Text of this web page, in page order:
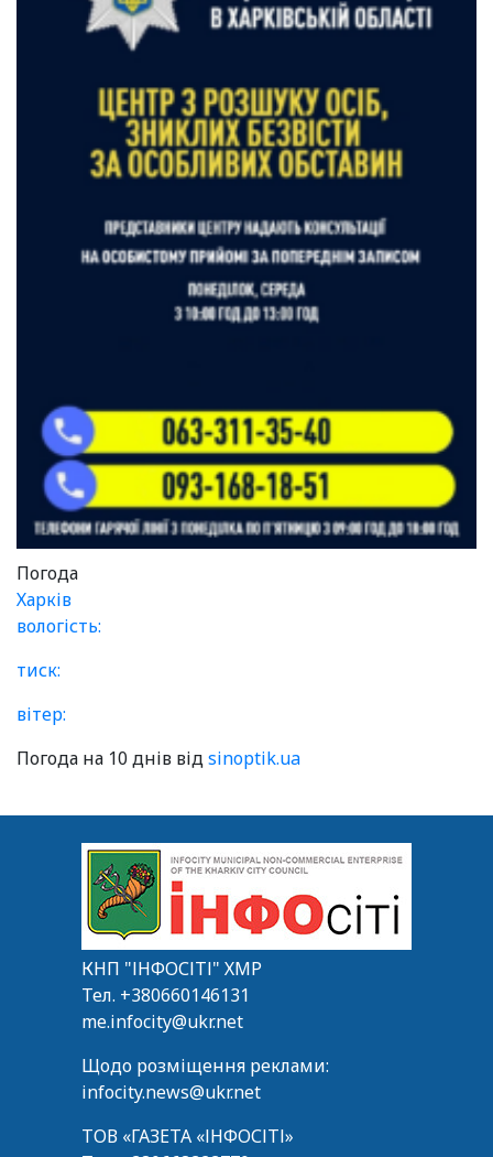
Погода
Харків
вологість:
тиск:
вітер:
Погода на 10 днів відsinoptik.ua
КНП "ІНФОСІТІ" ХМР
Тел. +380660146131
me.infocity@ukr.net
Щодо розміщення реклами:
infocity.news@ukr.net
ТОВ «ГАЗЕТА «ІНФОСІТІ»